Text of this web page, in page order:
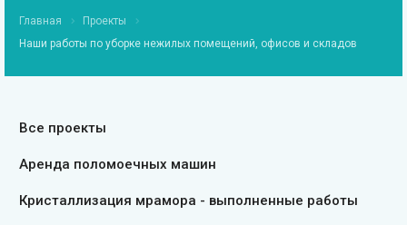
Главная
Проекты
Наши работы по уборке нежилых помещений, офисов и складов
Все проекты
Аренда поломоечных машин
Кристаллизация мрамора - выполненные работы